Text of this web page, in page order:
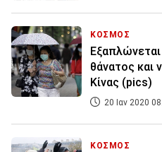
ΚΟΣΜΟΣ
θάνατος και
Κίνας (pics)
20 Ιαν 2020
ΚΟΣΜΟΣ